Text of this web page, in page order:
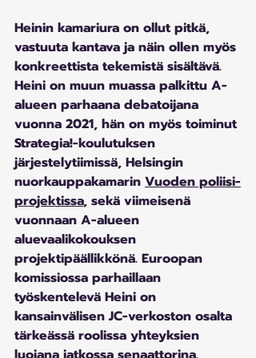
Heinin kamariura on ollut pitkä,
vastuuta kantava ja näin ollen myös
konkreettista tekemistä sisältävä.
Heini on muun muassa palkittu A-
alueen parhaana debatoijana
vuonna 2021, hän on myös toiminut
Strategia!-koulutuksen
järjestelytiimissä, Helsingin
nuorkauppakamarin Vuoden poliisi-
projektissa, sekä viimeisenä
vuonnaan A-alueen
aluevaalikokouksen
projektipäällikkönä. Euroopan
komissiossa parhaillaan
työskentelevä Heini on
kansainvälisen JC-verkoston osalta
tärkeässä roolissa yhteyksien